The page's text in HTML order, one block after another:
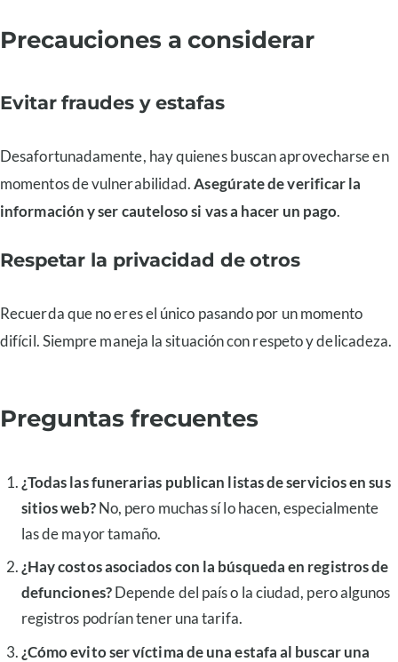
Precauciones a considerar
Evitar fraudes y estafas
Desafortunadamente, hay quienes buscan aprovecharse en
momentos de vulnerabilidad.Asegúrate de verificar la
información y ser cauteloso si vas a hacer un pago.
Respetar la privacidad de otros
Recuerda que no eres el único pasando por un momento
difícil. Siempre maneja la situación con respeto y delicadeza.
Preguntas frecuentes
¿Todas las funerarias publican listas de servicios en sus
sitios web?No, pero muchas sí lo hacen, especialmente
las de mayor tamaño.
¿Hay costos asociados con la búsqueda en registros de
defunciones?Depende del país o la ciudad, pero algunos
registros podrían tener una tarifa.
¿Cómo evito ser víctima de una estafa al buscar una